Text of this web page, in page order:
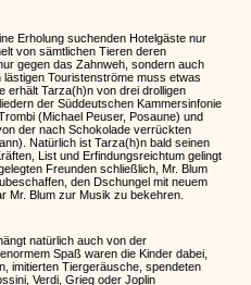
Erholung suchenden Hotelgäste nur
von sämtlichen Tieren deren
gegen das Zahnweh, sondern auch
Touristenströme muss etwas
erhält Tarza(h)n von drei drolligen
der Süddeutschen Kammersinfonie
(Michael Peuser, Posaune) und
der nach Schokolade verrückten
Natürlich ist Tarza(h)n bald seinen
List und Erfindungsreichtum gelingt
Freunden schließlich, Mr. Blum
den Dschungel mit neuem
Mr. Blum zur Musik zu bekehren.
natürlich auch von der
Spaß waren die Kinder dabei,
imitierten Tiergeräusche, spendeten
Verdi, Grieg oder Joplin